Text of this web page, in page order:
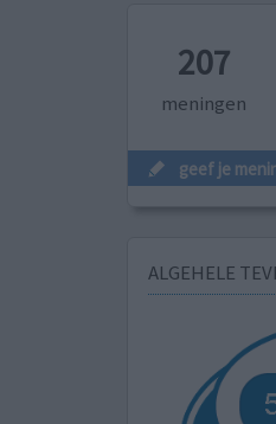
207
meningen
geef je
ALGEHELE